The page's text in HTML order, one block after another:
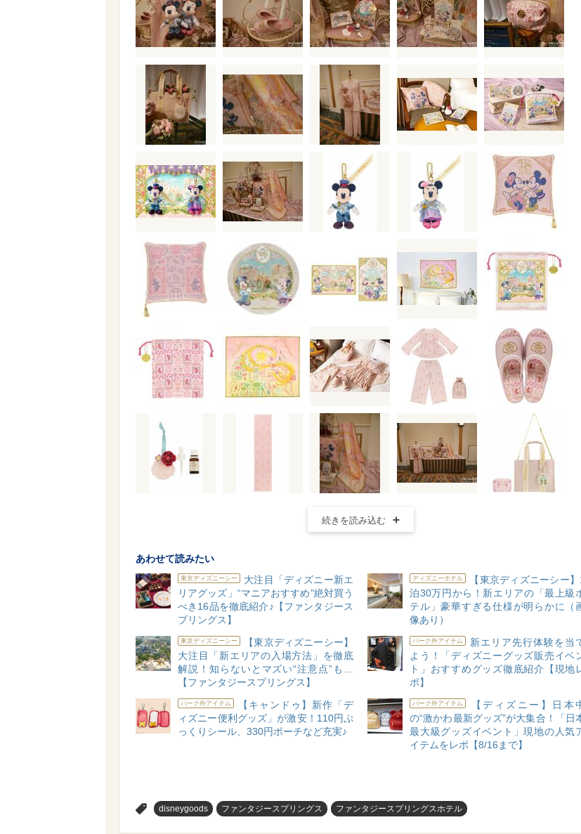
続きを読み込む
あわせて読みたい
東京ディズニーシー
大注目「ディズニー新エ
リアグッズ」“マニアおすすめ”絶対買う
べき16品を徹底紹介♪【ファンタジース
プリングス】
ディズニーホテル
【東京ディズニーシー】
泊30万円から！新エリアの「最上級
テル」豪華すぎる仕様が明らかに（
像あり）
東京ディズニーシー
【東京ディズニーシー】
大注目「新エリアの入場方法」を徹底
解説！知らないとマズい“注意点”も…
【ファンタジースプリングス】
パーク外アイテム
新エリア先行体験を当
よう！「ディズニーグッズ販売イベ
ト」おすすめグッズ徹底紹介【現地
ポ】
パーク外アイテム
【キャンドゥ】新作「デ
ィズニー便利グッズ」が激安！110円ぷ
っくりシール、330円ポーチなど充実♪
パーク外アイテム
【ディズニー】日本
の“激かわ最新グッズ”が大集合！「日
最大級グッズイベント」現地の人気
イテムをレポ【8/16まで】
disneygoods ファンタジースプリングス ファンタジースプリングスホテル